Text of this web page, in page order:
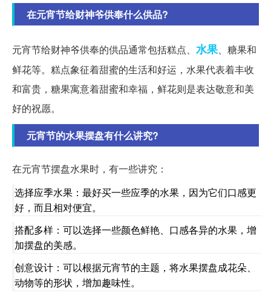
在元宵节给财神爷供奉什么供品?
元宵节给财神爷供奉的供品通常包括糕点、 水果、糖果和
鲜花等。糕点象征着甜蜜的生活和好运，水果代表着丰收
和富贵，糖果寓意着甜蜜和幸福，鲜花则是表达敬意和美
好的祝愿。
元宵节的水果摆盘有什么讲究?
在元宵节摆盘水果时，有一些讲究：
选择应季水果：最好买一些应季的水果，因为它们口感更
好，而且相对便宜。
搭配多样：可以选择一些颜色鲜艳、口感各异的水果，增
加摆盘的美感。
创意设计：可以根据元宵节的主题，将水果摆盘成花朵、
动物等的形状，增加趣味性。